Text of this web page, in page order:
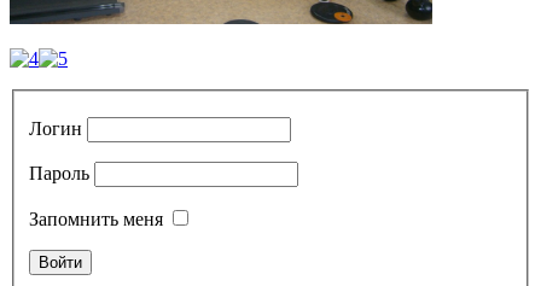
Логин
Пароль
Запомнить меня